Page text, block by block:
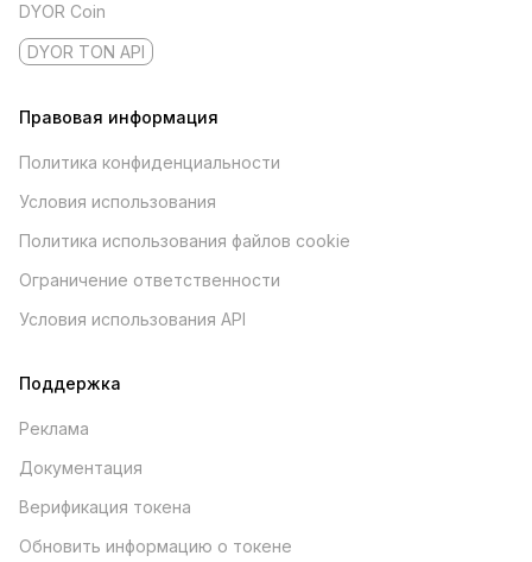
DYOR Coin
DYOR TON API
Правовая информация
Политика конфиденциальности
Условия использования
Политика использования файлов cookie
Ограничение ответственности
Условия использования API
Поддержка
Реклама
Документация
Верификация токена
Обновить информацию о токене